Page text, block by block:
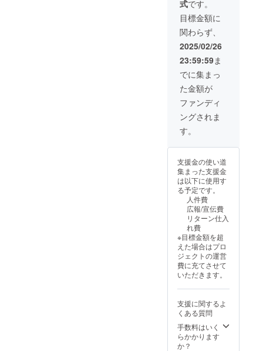
ク、モ
スグ
リー
ン、パ
イロッ
トブ
ルー、
チャ
コール
グ
レー、
グレー
ジュ、
ライ
ラッ
ク、ミ
ントブ
ルー、
ブルー
フェア
リー、
サクラ
ピン
ク 計
10色か
ら１色
お選び
頂けま
す。 ■
求書発
行事業
者登録
番号：
ン内
容：
ルーズ
リング
x 1、革
表紙 x
2、リ
フィル
x 1、ペ
ン差し
リフィ
ル x 1、
リング
1、収納
■カ
ラー：
ブラッ
ク、モ
スグ
リー
ン、パ
トブ
ルー、
チャ
コール
グ
レー、
ジュ、
キャラ
メル、
ライ
ラッ
式です。
目標金額に
関わらず、
2025/02/26
23:59:59ま
でに集まっ
た金額が
ファンディ
ングされま
す。
支援金の使い道
集まった支援金
は以下に使用す
る予定です。
人件費
広報/宣伝費
リターン仕入
れ費
※目標金額を超
えた場合はプロ
ジェクトの運営
費に充てさせて
いただきます。
支援に関するよ
くある質問
手数料はいく
らかかります
か？